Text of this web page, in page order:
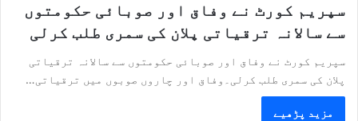
سپریم کورٹ نے وفاق اور صوبائی حکومتوں
سے سالانہ ترقیاتی پلان کی سمری طلب کرلی
سپریم کورٹ نے وفاق اور صوبائی حکومتوں سے سالانہ ترقیاتی
پلان کی سمری طلب کرلی۔وفاق اور چاروں صوبوں میں ترقیاتی…
مزید پڑھیے